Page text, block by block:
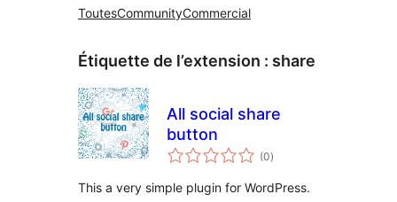
ToutesCommunityCommercial
Étiquette de l’extension : share
All social share
button
(0notes
en
)
This a very simple plugin for WordPress.